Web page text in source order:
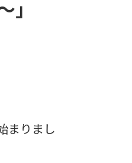
まりまし